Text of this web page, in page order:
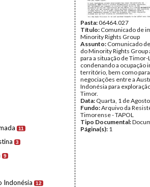
11
3
9
Indonésia 12
Pasta:06464.027
Título: Comunicado de
Minority Rights Group
Assunto: Comunicado
do Minority Rights Group
para a situação de Timor-
condenando a ocupação
território, bem como
negociações entre a
Indonésia para
Timor.
Data: Quarta, 1 de
Fundo:Arquivo da
Timorense - TAPOL
Tipo Documental:
Página(s): 1